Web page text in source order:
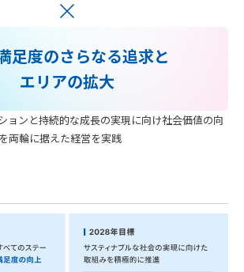
足度のさらなる追求と
エリアの拡大
ョンと持続的な成長の実現に向け社会価値の向
両輪に据えた経営を実践